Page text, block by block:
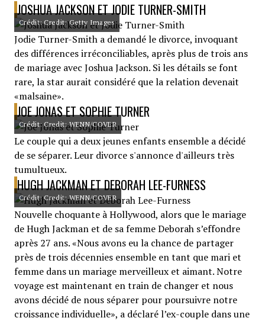
JOSHUA JACKSON ET JODIE TURNER-SMITH
Crédit: Credit: Getty Images
Jodie Turner-Smith a demandé le divorce, invoquant
des différences irréconciliables, après plus de trois ans
de mariage avec Joshua Jackson. Si les détails se font
rare, la star aurait considéré que la relation devenait
«malsaine».
JOE JONAS ET SOPHIE TURNER
Crédit: Credit: WENN/COVER
Le couple qui a deux jeunes enfants ensemble a décidé
de se séparer. Leur divorce s'annonce d'ailleurs très
tumultueux.
HUGH JACKMAN ET DEBORAH LEE-FURNESS
Crédit: Credit: WENN/COVER
Nouvelle choquante à Hollywood, alors que le mariage
de Hugh Jackman et de sa femme Deborah s’effondre
après 27 ans. «Nous avons eu la chance de partager
près de trois décennies ensemble en tant que mari et
femme dans un mariage merveilleux et aimant. Notre
voyage est maintenant en train de changer et nous
avons décidé de nous séparer pour poursuivre notre
croissance individuelle», a déclaré l’ex-couple dans une